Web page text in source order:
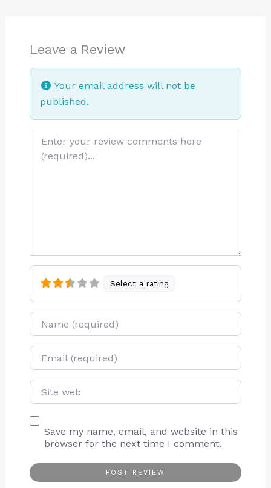
Leave a Review
Your email address will not be
published.
Select a rating
Name
E-mail
Site web
Save my name, email, and website in this
browser for the next time I comment.